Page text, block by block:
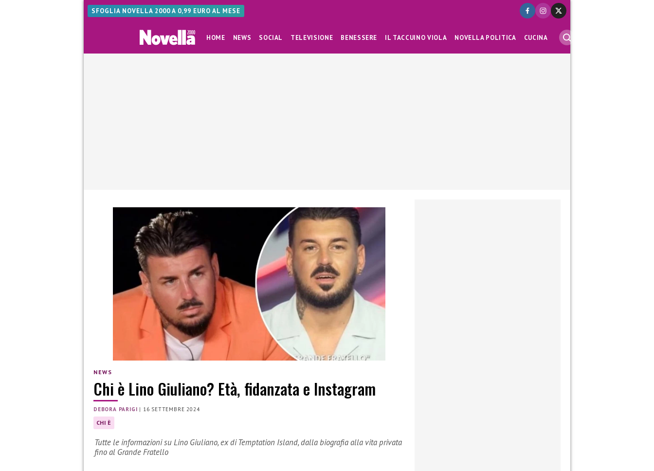
SFOGLIA NOVELLA 2000 A 0,99 EURO AL MESE
HOME NEWS SOCIAL TELEVISIONE BENESSERE IL TACCUINO VIOLA NOVELLA POLITICA CUCINA
NEWS
Chi è Lino Giuliano? Età, fidanzata e Instagram
DEBORA PARIGI | 16 SETTEMBRE 2024
CHI È
Tutte le informazioni su Lino Giuliano, ex di Temptation Island, dalla biografia alla vita privata
fino al Grande Fratello